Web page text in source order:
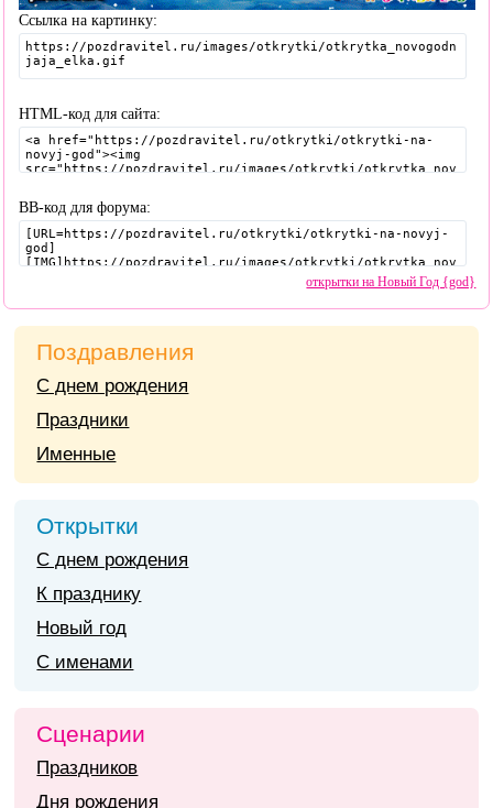
Ссылка на картинку:
HTML-код для сайта:
BB-код для форума:
открытки на Новый Год {god}
Поздравления
С днем рождения
Праздники
Именные
Открытки
С днем рождения
К празднику
Новый год
С именами
Сценарии
Праздников
Дня рождения